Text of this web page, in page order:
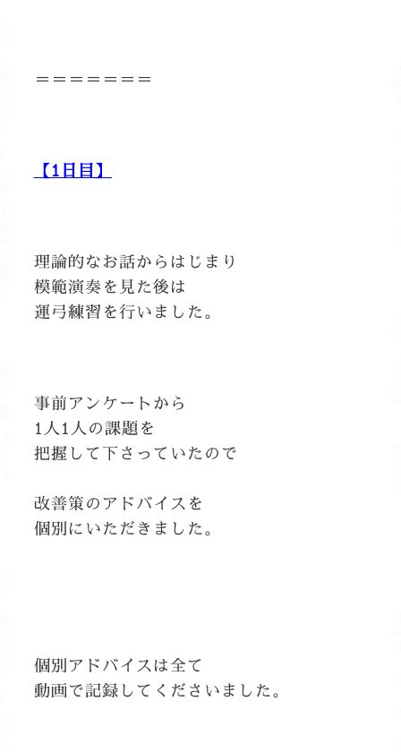
＝＝＝＝＝＝＝
【1日目】
理論的なお話からはじまり
模範演奏を見た後は
運弓練習を行いました。
事前アンケートから
1人1人の課題を
把握して下さっていたので
改善策のアドバイスを
個別にいただきました。
個別アドバイスは全て
動画で記録してくださいました。